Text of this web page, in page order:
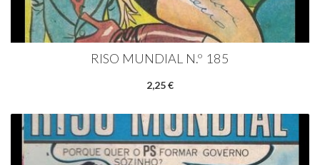
RISO MUNDIAL N.º 185
2,25 €